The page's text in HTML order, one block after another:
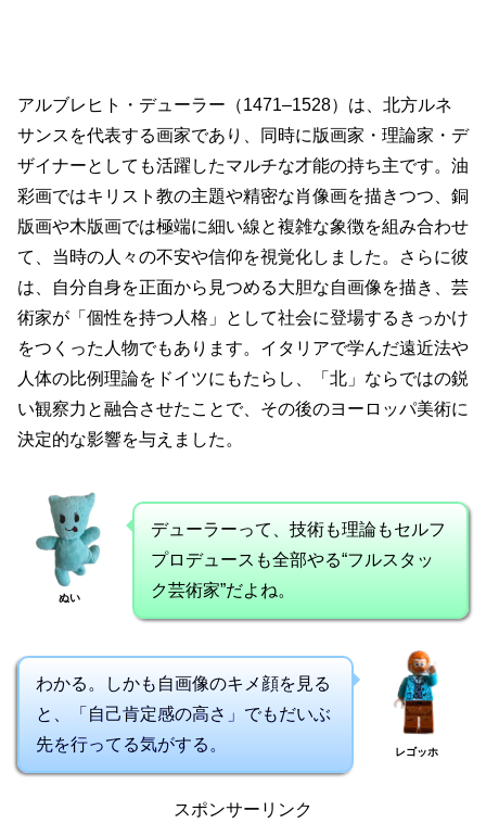
アルブレヒト・デューラー（1471–1528）は、北方ルネ
サンスを代表する画家であり、同時に版画家・理論家・デ
ザイナーとしても活躍したマルチな才能の持ち主です。油
彩画ではキリスト教の主題や精密な肖像画を描きつつ、銅
版画や木版画では極端に細い線と複雑な象徴を組み合わせ
て、当時の人々の不安や信仰を視覚化しました。さらに彼
は、自分自身を正面から見つめる大胆な自画像を描き、芸
術家が「個性を持つ人格」として社会に登場するきっかけ
をつくった人物でもあります。イタリアで学んだ遠近法や
人体の比例理論をドイツにもたらし、「北」ならではの鋭
い観察力と融合させたことで、その後のヨーロッパ美術に
決定的な影響を与えました。
ぬい
デューラーって、技術も理論もセルフ
プロデュースも全部やる“フルスタッ
ク芸術家”だよね。
わかる。しかも自画像のキメ顔を見る
と、「自己肯定感の高さ」でもだいぶ
先を行ってる気がする。
レゴッホ
スポンサーリンク